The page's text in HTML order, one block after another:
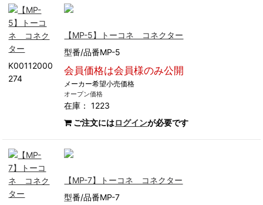
K00112000
274
【MP-5】トーコネ コネクター
型番/品番MP-5
会員価格は会員様のみ公開
メーカー希望小売価格
オープン価格
在庫： 1223
ご注文にはログインが必要です
【MP-7】トーコネ コネクター
型番/品番MP-7